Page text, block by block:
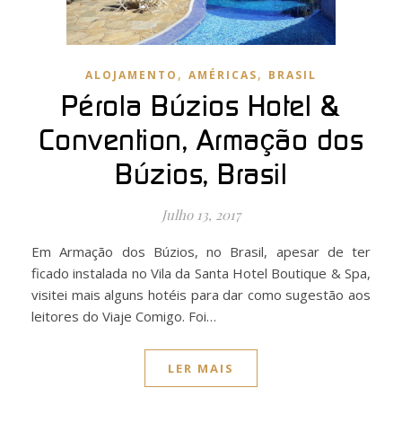
ALOJAMENTO , AMÉRICAS, BRASIL
Pérola Búzios Hotel &
Convention, Armação dos
Búzios, Brasil
Julho 13, 2017
Em Armação dos Búzios, no Brasil, apesar de ter
ficado instalada no Vila da Santa Hotel Boutique & Spa,
visitei mais alguns hotéis para dar como sugestão aos
leitores do Viaje Comigo. Foi…
LER MAIS